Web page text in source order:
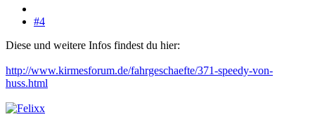
#4
Diese und weitere Infos findest du hier:
http://www.kirmesforum.de/fahrgeschaefte/371-speedy-von-
huss.html